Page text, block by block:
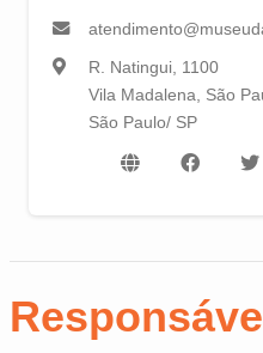
R. Natingui, 1100
Vila Madalena, São
São Paulo/ SP